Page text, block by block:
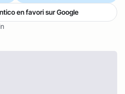
en favori sur Google